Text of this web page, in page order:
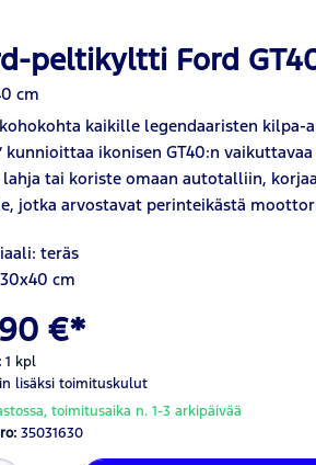
peltikyltti Ford
cm
kaikille legendaaristen
kunnioittaa ikonisen GT40:n
tai koriste omaan autotalliin,
jotka arvostavat perinteikästä
teräs
cm
€*
1 kpl
lisäksi toimituskulut
toimitusaika n. 1-3 arkipäivää
35031630